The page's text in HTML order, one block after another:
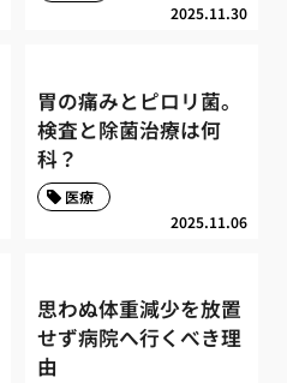
2025.11.30
胃の痛みとピロリ菌。
検査と除菌治療は何
科？
2025.11.06
医療
思わぬ体重減少を放置
せず病院へ行くべき理
由